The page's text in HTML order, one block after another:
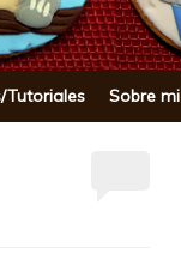
Tutoriales Sobre mi